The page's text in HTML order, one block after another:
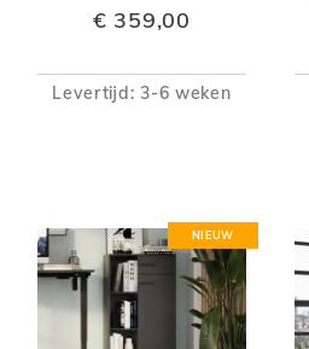
€ 359,00
Levertijd: 3-6 weken
NIEUW